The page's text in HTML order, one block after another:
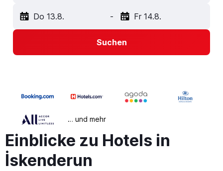
Do 13.8. - Fr 14.8.
Suchen
… und mehr
Einblicke zu Hotels in
İskenderun